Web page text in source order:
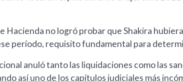
Hacienda no logró probar que Shakira
período, requisito fundamental para
anuló tanto las liquidaciones como las
así uno de los capítulos judiciales más